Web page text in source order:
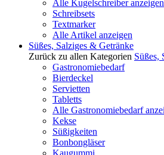
Alle Kugelschreiber anzeigen
Schreibsets
Textmarker
Alle Artikel anzeigen
Süßes, Salziges & Getränke
Zurück zu allen Kategorien Süßes,
Gastronomiebedarf
Bierdeckel
Servietten
Tabletts
Alle Gastronomiebedarf
Kekse
Süßigkeiten
Bonbongläser
Kaugummi